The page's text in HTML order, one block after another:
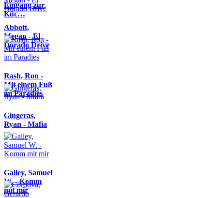
Eingang zur
Küc…
Abbott,
Megan - El
Dorado Drive
Rash, Ron -
Mit einem Fuß
im Paradies
Gingeras,
Ryan - Mafia
Gailey, Samuel
W. - Komm
mit mir